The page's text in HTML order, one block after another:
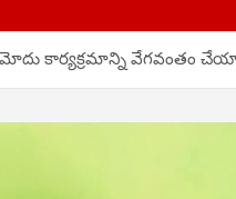
న‌మోదు కార్య‌క్ర‌మాన్ని వేగ‌వంతం